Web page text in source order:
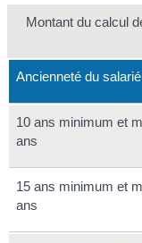
Montant du calcul
Ancienneté du salarié
10 ans minimum et
ans
15 ans minimum et
ans